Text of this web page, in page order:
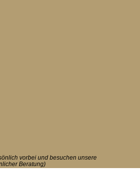
vorbei und besuchen unsere
Beratung)